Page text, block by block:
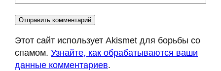
Этот сайт использует Akismet для борьбы со
спамом. Узнайте, как обрабатываются ваши
данные комментариев.